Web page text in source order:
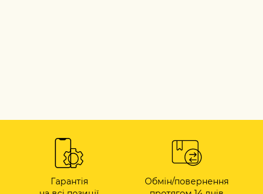
Гарантія
Обмін/повернення